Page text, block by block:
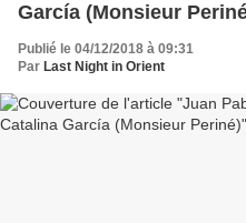
García (Monsieur
Publié le 04/12/2018 à 09:31
Par Last Night in Orient